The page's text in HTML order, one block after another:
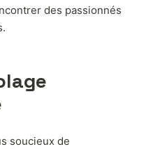
des passionnés
soucieux de